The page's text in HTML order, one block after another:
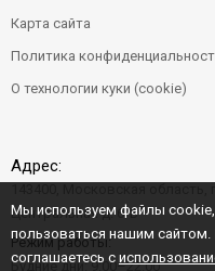
Карта сайта
Политика
О технологии куки (cookie)
Адрес:
Центральная д. 6"Б"
Режим работы:
Будние дни: 9:00–22:00
Мы используем файлы
пользоваться нашим
соглашаетесь с